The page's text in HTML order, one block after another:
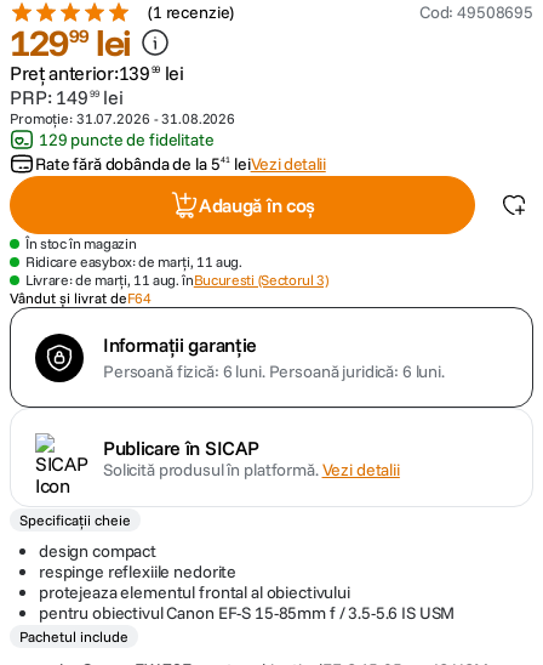
4. peak design
5. canon sx740 hs
6. lavaliera
card memorie
8. ulanzi
9. insta 360
10. godox
(1 recenzie) Cod:49508695
12999 lei
Preț anterior:139 99 lei
PRP: 149 99 lei
Promoție: 31.07.2026 -31.08.2026
129 puncte de fidelitate
Rate fără dobânda de la541 leiVezi detalii
Adaugă în coș
În stoc în magazin
Ridicare easybox: de marți, 11 aug.
Livrare: de marți, 11 aug. înBucuresti (Sectorul 3)
Vândut și livrat deF64
Informații garanție
Persoană fizică: 6 luni. Persoană juridică: 6 luni.
Publicare în SICAP
Solicită produsul în platformă.Vezi detalii
Specificații cheie
design compact
respinge reflexiile nedorite
protejeaza elementul frontal al obiectivului
pentru obiectivul Canon EF-S 15-85mm f / 3.5-5.6 IS USM
Pachetul include